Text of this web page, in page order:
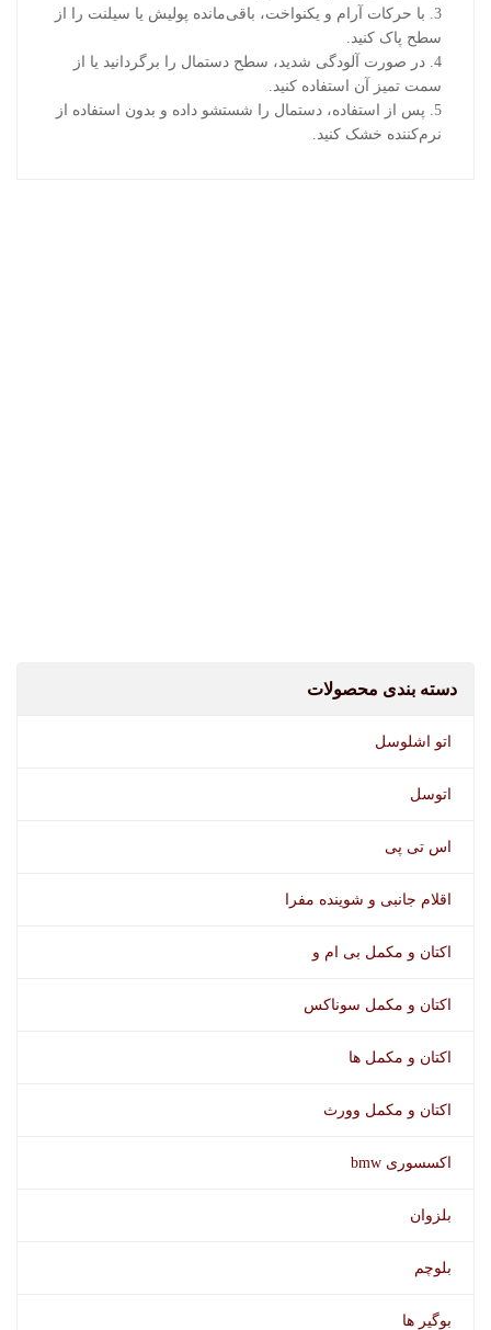
دسته بندی محصولات
اتو اشلوسل
اتوسل
اس تی پی
اقلام جانبی و شوینده مفرا
اکتان و مکمل بی ام و
اکتان و مکمل سوناکس
اکتان و مکمل ها
اکتان و مکمل وورث
اکسسوری bmw
بلزوان
بلوچم
بوگیر ها
3. با حرکات آرام و یکنواخت، باقی‌مانده پولیش یا سیلنت را از
سطح پاک کنید.
4. در صورت آلودگی شدید، سطح دستمال را برگردانید یا از
سمت تمیز آن استفاده کنید.
5. پس از استفاده، دستمال را شستشو داده و بدون استفاده از
نرم‌کننده خشک کنید.
انژکتور شوی جرمن استار اویل